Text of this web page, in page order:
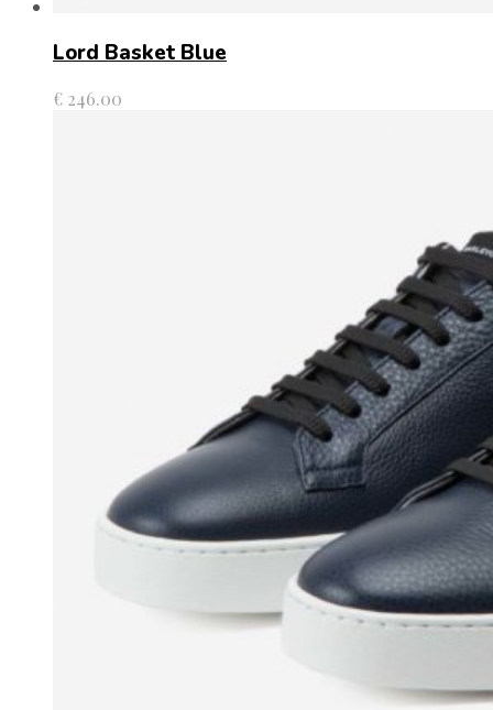
Lord Basket Blue
€ 246.00